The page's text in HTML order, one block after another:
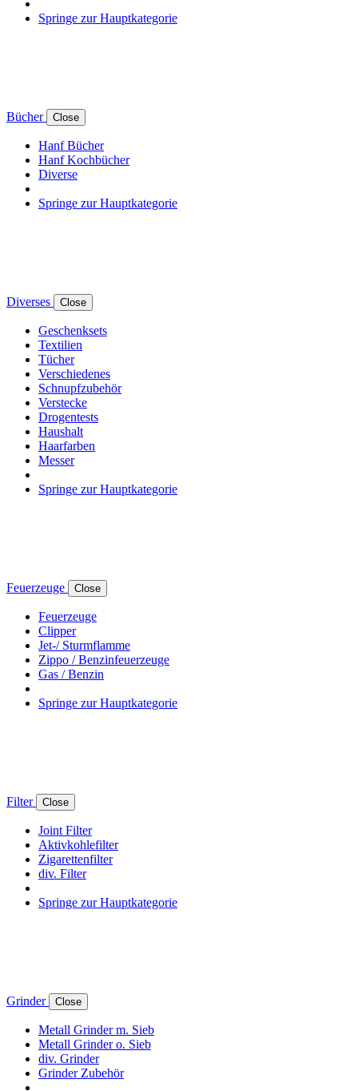
Springe zur Hauptkategorie
Bücher Close
Hanf Bücher
Hanf Kochbücher
Diverse
Springe zur Hauptkategorie
Diverses Close
Geschenksets
Textilien
Tücher
Verschiedenes
Schnupfzubehör
Verstecke
Drogentests
Haushalt
Haarfarben
Messer
Springe zur Hauptkategorie
Feuerzeuge Close
Feuerzeuge
Clipper
Jet-/ Sturmflamme
Zippo / Benzinfeuerzeuge
Gas / Benzin
Springe zur Hauptkategorie
Filter Close
Joint Filter
Aktivkohlefilter
Zigarettenfilter
div. Filter
Springe zur Hauptkategorie
Grinder Close
Metall Grinder m. Sieb
Metall Grinder o. Sieb
div. Grinder
Grinder Zubehör